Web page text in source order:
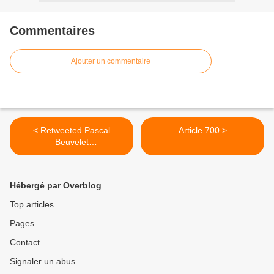
Commentaires
Ajouter un commentaire
< Retweeted Pascal
Beuvelet
(@Pascal_Beuvelet):
Article 700 >
Hébergé par Overblog
Top articles
Pages
Contact
Signaler un abus